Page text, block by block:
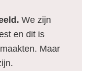
We zijn
en dit is
Maar